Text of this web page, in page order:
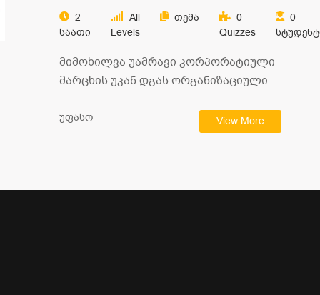
კომპანიაში – ორგანიზაციული
კულტურა
2
Საათი
All
Levels
Თემა
0
Quizzes
0
მიმოხილვა უამრავი კორპორატიული
მარცხის უკან დგას ორგანიზაციული
შეუსაბამობა. განსაკუთრებით კი
უფასო View More